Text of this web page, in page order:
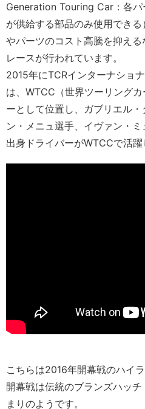
Generation Touring Car：各パ
が供給する部品のみ使用でき
やパーツのコスト高騰を抑える
レースが行われています。
2015年にTCRインターナショ
は、WTCC（世界ツーリング
ーとして位置し、ガブリエル
ン・メニュ選手、イヴァン・
出身ドライバーがWTCCで活躍
こちらは2016年開幕戦のハイラ
開幕戦は伝統のブランズハッ
まりのようです。